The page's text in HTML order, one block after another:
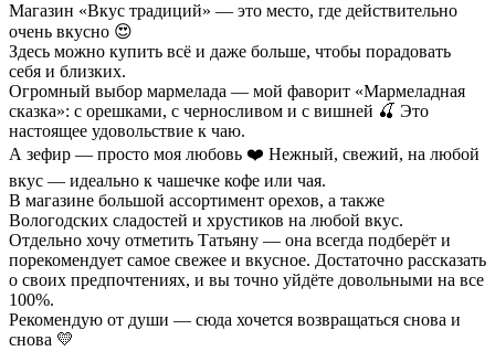
Магазин «Вкус традиций» — это место, где действительно
очень вкусно 😍
Здесь можно купить всё и даже больше, чтобы порадовать
себя и близких.
Огромный выбор мармелада — мой фаворит «Мармеладная
сказка»: с орешками, с черносливом и с вишней 🍒 Это
настоящее удовольствие к чаю.
А зефир — просто моя любовь ❤️ Нежный, свежий, на любой
вкус — идеально к чашечке кофе или чая.
В магазине большой ассортимент орехов, а также
Вологодских сладостей и хрустиков на любой вкус.
Отдельно хочу отметить Татьяну — она всегда подберёт и
порекомендует самое свежее и вкусное. Достаточно рассказать
о своих предпочтениях, и вы точно уйдёте довольными на все
100%.
Рекомендую от души — сюда хочется возвращаться снова и
снова 💛